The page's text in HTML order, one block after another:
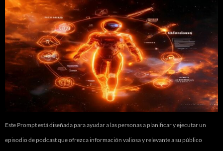
Este Prompt está diseñada para ayudar a las personas a planificar y ejecutar un
episodio de podcast que ofrezca información valiosa y relevante a su público